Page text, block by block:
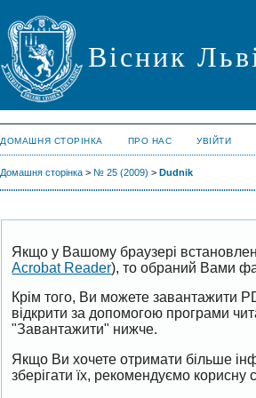
Вісник
ДОМАШНЯ СТОРІНКА ПРО НАС УВІЙТИ
Домашня сторінка > № 25 (2009) >Dudnik
Якщо у Вашому браузері
Acrobat Reader), то обраний Вами
Крім того, Ви можете завантажити
відкрити за допомогою програми
"Завантажити" нижче.
Якщо Ви хочете отримати більше
зберігати їх, рекомендуємо